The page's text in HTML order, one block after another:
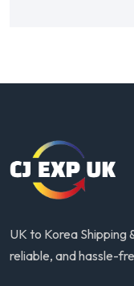
UK to Korea Shipping
reliable, and hassle-